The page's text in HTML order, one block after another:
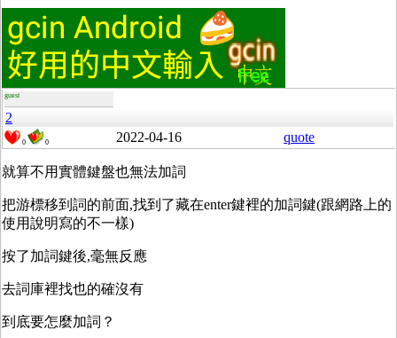
guest
2
0 0 2022-04-16 quote
就算不用實體鍵盤也無法加詞
把游標移到詞的前面,找到了藏在enter鍵裡的加詞鍵(跟網路上的
使用說明寫的不一樣)
按了加詞鍵後,毫無反應
去詞庫裡找也的確沒有
到底要怎麼加詞？